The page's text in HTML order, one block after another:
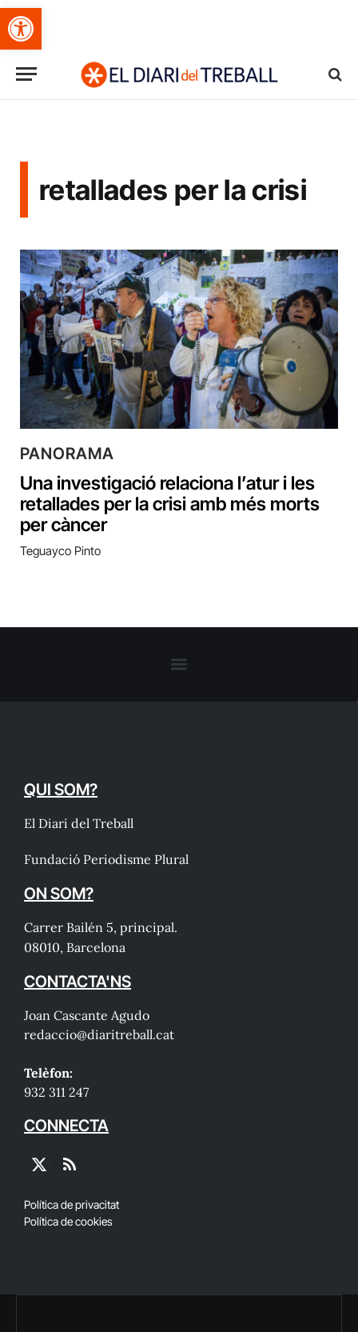
Obre la barra d'eines
retallades per la crisi
PANORAMA
Una investigació relaciona l’atur i les
retallades per la crisi amb més morts
per càncer
Teguayco Pinto
QUI SOM?
El Diari del Treball
Fundació Periodisme Plural
ON SOM?
Carrer Bailén 5, principal.
08010, Barcelona
CONTACTA'NS
Joan Cascante Agudo
redaccio@diaritreball.cat
Telèfon:
932 311 247
CONNECTA
X
RSS
Política de privacitat
Política de cookies